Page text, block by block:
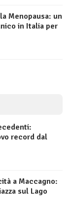
Menopausa: un
in Italia per
record dal
a Maccagno:
sul Lago